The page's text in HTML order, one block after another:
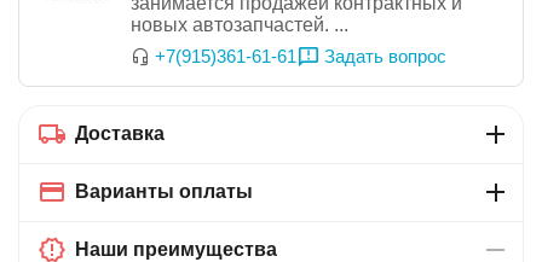
новых автозапчастей. ...
+7(915)361-61-61
Задать вопрос
Доставка
Варианты оплаты
Наши преимущества